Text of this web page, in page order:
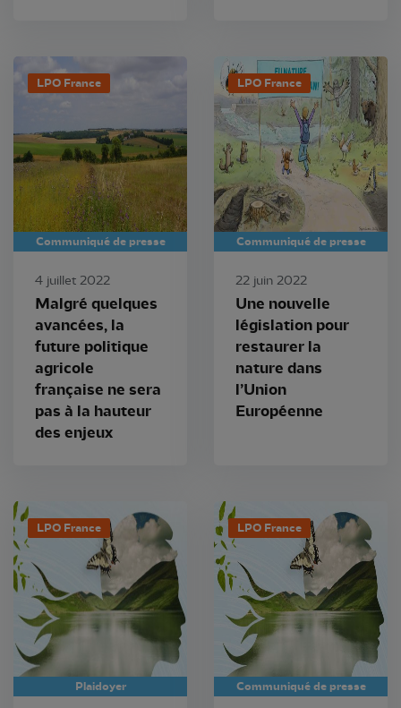
LPO France
Communiqué de presse
4 juillet 2022
Malgré quelques
avancées, la
future politique
agricole
française ne sera
pas à la hauteur
des enjeux
LPO France
Communiqué de presse
22 juin 2022
Une nouvelle
législation pour
restaurer la
nature dans
l’Union
Européenne
LPO France
Plaidoyer
LPO France
Communiqué de presse